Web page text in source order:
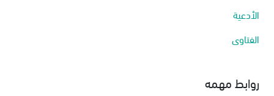
الأدعية
الفتاوى
روابط مهمه